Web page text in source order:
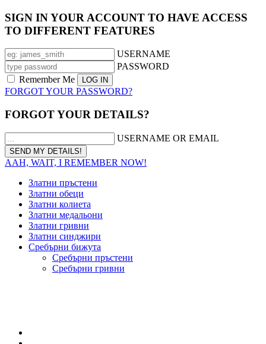
SIGN IN YOUR ACCOUNT TO HAVE ACCESS
TO DIFFERENT FEATURES
USERNAME
PASSWORD
Remember Me
FORGOT YOUR PASSWORD?
FORGOT YOUR DETAILS?
USERNAME OR EMAIL
AAH, WAIT, I REMEMBER NOW!
Златни пръстени
Златни обеци
Златни колиета
Златни медальони
Златни гривни
Златни синджири
Сребърни бижута
Сребърни пръстени
Сребърни гривни